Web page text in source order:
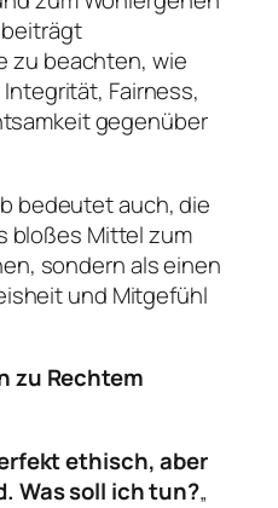
zu beachten, wie
Fairness,
gegenüber
bedeutet auch, die
bloßes Mittel zum
sondern als einen
und Mitgefühl
zu Rechtem
ethisch, aber
Was soll ich tun?„